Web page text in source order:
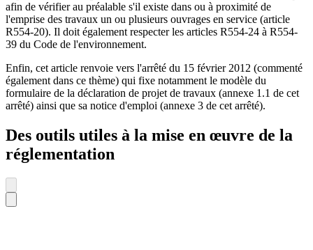
afin de vérifier au préalable s'il existe dans ou à proximité de
l'emprise des travaux un ou plusieurs ouvrages en service (article
R554-20). Il doit également respecter les articles R554-24 à R554-
39 du Code de l'environnement.
Enfin, cet article renvoie vers l'arrêté du 15 février 2012 (commenté
également dans ce thème) qui fixe notamment le modèle du
formulaire de la déclaration de projet de travaux (annexe 1.1 de cet
arrêté) ainsi que sa notice d'emploi (annexe 3 de cet arrêté).
Des outils utiles à la mise en œuvre de la
réglementation